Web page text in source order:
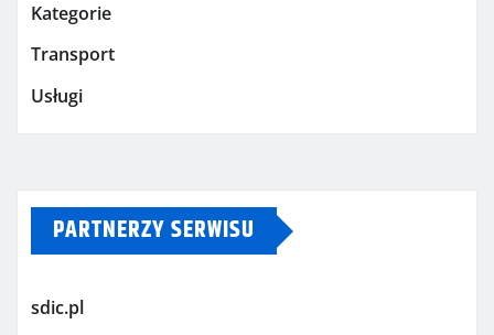
Kategorie
Transport
Usługi
PARTNERZY SERWISU
sdic.pl